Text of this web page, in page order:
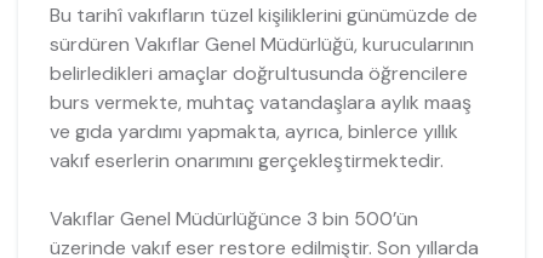
Bu tarihî vakıfların tüzel kişiliklerini günümüzde de
sürdüren Vakıflar Genel Müdürlüğü, kurucularının
belirledikleri amaçlar doğrultusunda öğrencilere
burs vermekte, muhtaç vatandaşlara aylık maaş
ve gıda yardımı yapmakta, ayrıca, binlerce yıllık
vakıf eserlerin onarımını gerçekleştirmektedir.
Vakıflar Genel Müdürlüğünce 3 bin 500’ün
üzerinde vakıf eser restore edilmiştir. Son yıllarda